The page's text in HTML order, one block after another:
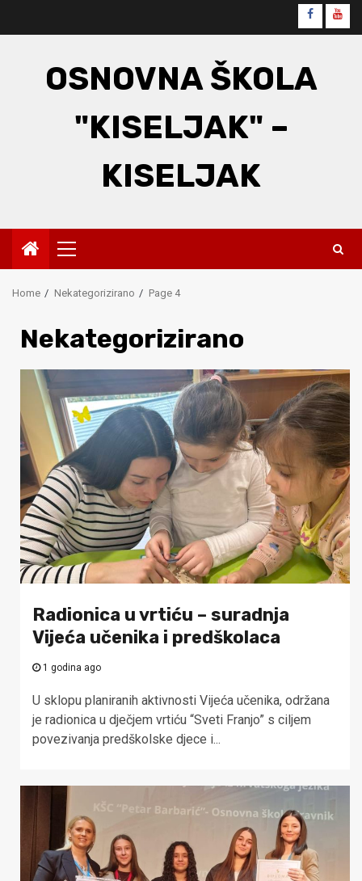
Facebook
OSNOVNA ŠKOLA
"KISELJAK" –
KISELJAK
Primary
Menu
Home Nekategorizirano Page 4
Nekategorizirano
Radionica u vrtiću – suradnja
Vijeća učenika i predškolaca
1 godina ago
U sklopu planiranih aktivnosti Vijeća učenika, održana
je radionica u dječjem vrtiću “Sveti Franjo” s ciljem
povezivanja predškolske djece i...